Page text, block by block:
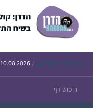
הדף היומי – חולין קב /
10.08.2026